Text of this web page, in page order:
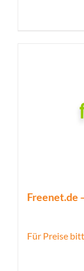
Freenet.de
Für Preise